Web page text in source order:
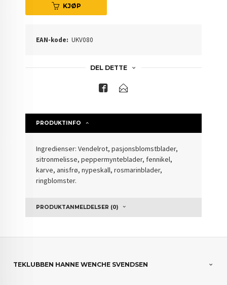
KJØP
EAN-kode: UKV080
DEL DETTE
PRODUKTINFO
Ingredienser: Vendelrot, pasjonsblomstblader,
sitronmelisse, peppermynteblader, fennikel,
karve, anisfrø, nypeskall, rosmarinblader,
ringblomster.
PRODUKTANMELDELSER (0)
TEKLUBBEN HANNE WENCHE SVENDSEN